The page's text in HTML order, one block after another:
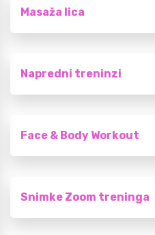
Masaža lica
Napredni treninzi
Face & Body Workout
Snimke Zoom treninga